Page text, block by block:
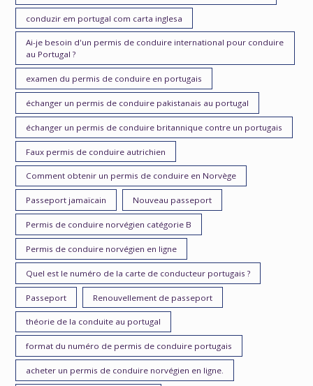
conduzir em portugal com carta inglesa
Ai-je besoin d'un permis de conduire international pour conduire
au Portugal ?
examen du permis de conduire en portugais
échanger un permis de conduire pakistanais au portugal
échanger un permis de conduire britannique contre un portugais
Faux permis de conduire autrichien
Comment obtenir un permis de conduire en Norvège
Passeport jamaïcain Nouveau passeport
Permis de conduire norvégien catégorie B
Permis de conduire norvégien en ligne
Quel est le numéro de la carte de conducteur portugais ?
Passeport Renouvellement de passeport
théorie de la conduite au portugal
format du numéro de permis de conduire portugais
acheter un permis de conduire norvégien en ligne.